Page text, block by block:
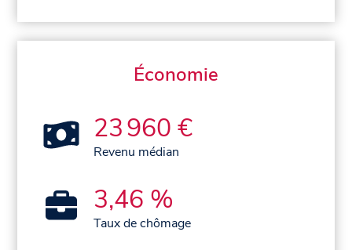
Économie
23 960 €
Revenu médian
3,46 %
Taux de chômage